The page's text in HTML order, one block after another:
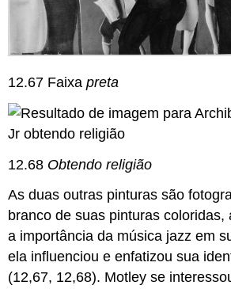
12.67 Faixapreta
12.68 Obtendo religião
As duas outras pinturas são
branco de suas pinturas coloridas,
a importância da música jazz em
ela influenciou e enfatizou sua
(12,67, 12,68). Motley se